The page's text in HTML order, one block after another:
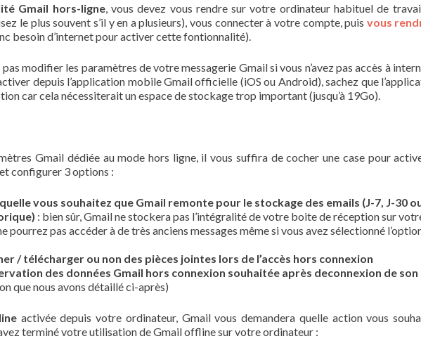
Gmail hors-ligne, vous devez vous rendre sur votre ordinateur habituel de
le plus souvent s’il y en a plusieurs), vous connecter à votre compte, puis vous
besoin d’internet pour activer cette fontionnalité).
modifier les paramètres de votre messagerie Gmail si vous n’avez pas accès à
depuis l’application mobile Gmail officielle (iOS ou Android), sachez que
car cela nécessiterait un espace de stockage trop important (jusqu’à 19Go).
Gmail dédiée au mode hors ligne, il vous suffira de cocher une case pour
configurer 3 options :
vous souhaitez que Gmail remonte pour le stockage des emails (J-7, J-30
: bien sûr, Gmail ne stockera pas l’intégralité de votre boite de réception sur
pourrez pas accéder à de très anciens messages même si vous avez sélectionné
/ télécharger ou non des pièces jointes lors de l’accès hors connexion
des données Gmail hors connexion souhaitée après deconnexion de son
que nous avons détaillé ci-après)
activée depuis votre ordinateur, Gmail vous demandera quelle action vous
terminé votre utilisation de Gmail offline sur votre ordinateur :